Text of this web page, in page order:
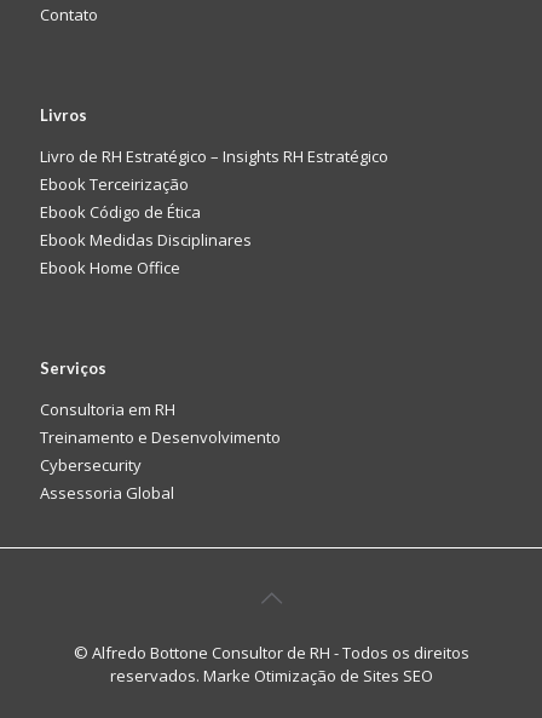
Contato
Livros
Livro de RH Estratégico – Insights RH Estratégico
Ebook Terceirização
Ebook Código de Ética
Ebook Medidas Disciplinares
Ebook Home Office
Serviços
Consultoria em RH
Treinamento e Desenvolvimento
Cybersecurity
Assessoria Global
© Alfredo Bottone Consultor de RH - Todos os direitos
reservados. Marke Otimização de Sites SEO